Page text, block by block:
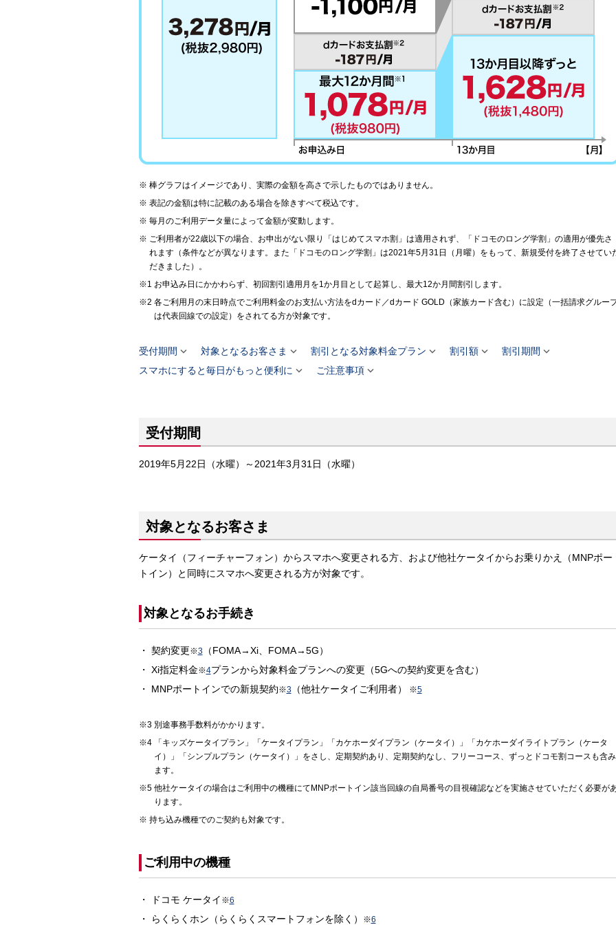
棒グラフはイメージであり、実際の金額を高さで示したものではありません。
表記の金額は特に記載のある場合を除きすべて税込です。
毎月のご利用データ量によって金額が変動します。
ご利用者が22歳以下の場合、お申出がない限り「はじめてスマホ割」は適用されず、「ドコモのロング学割」の適用が優先さ
れます（条件などが異なります。また「ドコモのロング学割」は2021年5月31日（月曜）をもって、新規受付を終了させてい
だきました）。
お申込み日にかかわらず、初回割引適用月を1か月目として起算し、最大12か月間割引します。
各ご利用月の末日時点でご利用料金のお支払い方法をdカード／dカード GOLD（家族カード含む）に設定（一括請求グルー
は代表回線での設定）をされてる方が対象です。
受付期間  対象となるお客さま  割引となる対象料金プラン  割引額 割引期間 
スマホにすると毎日がもっと便利に  ご注意事項
受付期間
2019年5月22日（水曜）～2021年3月31日（水曜）
対象となるお客さま
ケータイ（フィーチャーフォン）からスマホへ変更される方、および他社ケータイからお乗りかえ（MNPポー
トイン）と同時にスマホへ変更される方が対象です。
対象となるお手続き
契約変更※3（FOMA→Xi、FOMA→5G）
Xi指定料金※4プランから対象料金プランへの変更（5Gへの契約変更を含む）
MNPポートインでの新規契約※3（他社ケータイご利用者） ※5
別途事務手数料がかかります。
「キッズケータイプラン」「ケータイプラン」「カケホーダイプラン（ケータイ）」「カケホーダイライトプラン（ケータ
イ）」「シンプルプラン（ケータイ）」をさし、定期契約あり、定期契約なし、フリーコース、ずっとドコモ割コースも含み
ます。
他社ケータイの場合はご利用中の機種にてMNPポートイン該当回線の自局番号の目視確認などを実施させていただく必要が
ります。
持ち込み機種でのご契約も対象です。
ご利用中の機種
ドコモ ケータイ ※6
らくらくホン（らくらくスマートフォンを除く） ※6